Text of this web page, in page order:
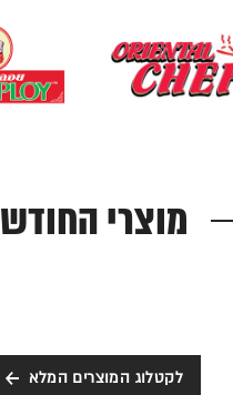
מוצרי החודש
לקטלוג המוצרים המלא